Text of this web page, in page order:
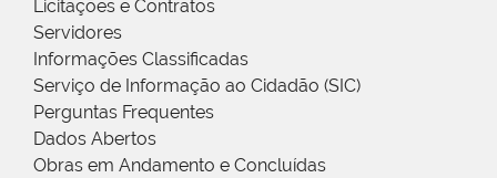
Licitações e Contratos
Servidores
Informações Classificadas
Serviço de Informação ao Cidadão (SIC)
Perguntas Frequentes
Dados Abertos
Obras em Andamento e Concluídas